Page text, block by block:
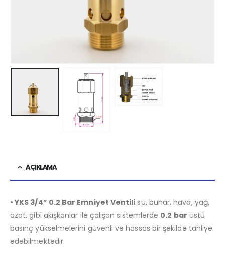
AÇIKLAMA
• YKS 3/4” 0.2 Bar Emniyet Ventili su, buhar, hava, yağ,
azot, gibi akışkanlar ile çalışan sistemlerde 0.2 bar üstü
basınç yükselmelerini güvenli ve hassas bir şekilde tahliye
edebilmektedir.